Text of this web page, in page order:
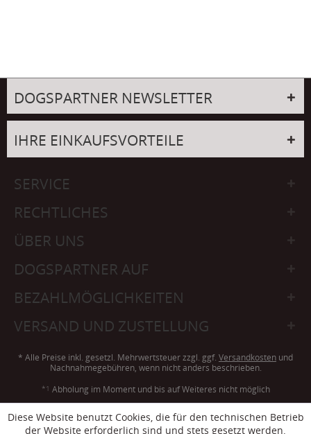
DOGSPARTNER NEWSLETTER
IHRE EINKAUFSVORTEILE
SERVICE
RECHTLICHES
ÜBER UNS
DOGSPARTNER AUF
BEZAHLMÖGLICHKEITEN
VERSAND UND ZUSTELLUNG
* Alle Preise inkl. gesetzl. Mehrwertsteuer zzgl. ggf. Versandkosten und
Nachnahmegebühren, wenn nicht anders beschrieben.
*1 Abholung im Moment und bis auf Weiteres nicht möglich
Diese Website benutzt Cookies, die für den technischen Betrieb
der Website erforderlich sind und stets gesetzt werden.